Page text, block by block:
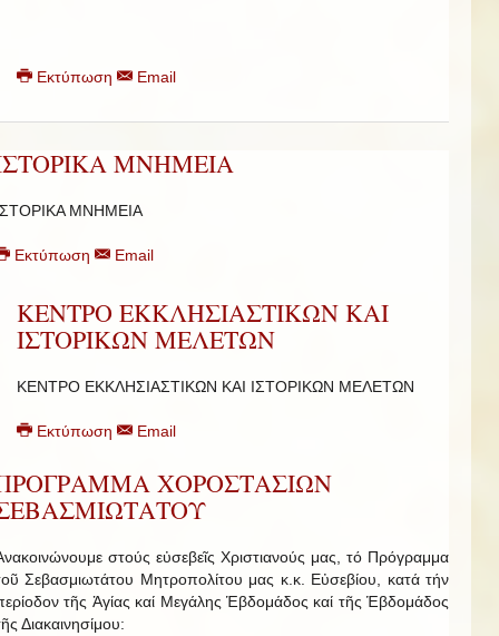
Εκτύπωση Email
ΜΝΗΜΕΙΑ
ΜΝΗΜΕΙΑ
Εκτύπωση Email
ΚΕΝΤΡΟ ΕΚΚΛΗΣΙΑΣΤΙΚΩΝ ΚΑΙ
ΙΣΤΟΡΙΚΩΝ ΜΕΛΕΤΩΝ
ΚΕΝΤΡΟ ΕΚΚΛΗΣΙΑΣΤΙΚΩΝ ΚΑΙ ΙΣΤΟΡΙΚΩΝ ΜΕΛΕΤΩΝ
Εκτύπωση Email
ΧΟΡΟΣΤΑΣΙΩΝ
στούς εὐσεβεῖς Χριστιανούς μας, τό Πρόγραμμα
Σεβασμιωτάτου Μητροπολίτου μας κ.κ. Εὐσεβίου, κατά τήν
τῆς Ἁγίας καί Μεγάλης Ἑβδομάδος καί τῆς Ἑβδομάδος
Διακαινησίμου: